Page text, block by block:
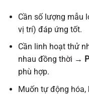
Cần số lượng mẫu
vị trí) đáp ứng tốt.
Cần linh hoạt thử
nhau đồng thời →
phù hợp.
Muốn tự động hóa,